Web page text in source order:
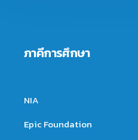
ภาคีการศึกษา
NIA
Epic Foundation